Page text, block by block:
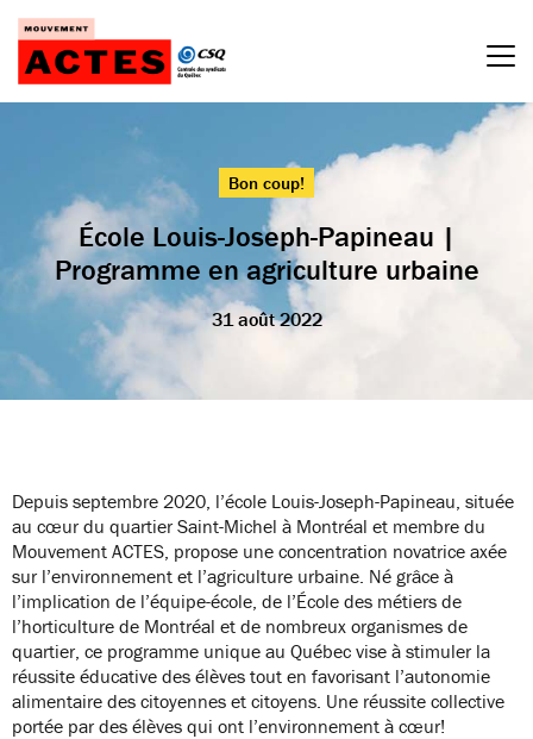
Passer
contenu
Bon coup!
École Louis-Joseph-Papineau |
Programme en agriculture urbaine
31 août 2022
Depuis septembre 2020, l’école Louis-Joseph-Papineau, située
au cœur du quartier Saint-Michel à Montréal et membre du
Mouvement ACTES, propose une concentration novatrice axée
sur l’environnement et l’agriculture urbaine. Né grâce à
l’implication de l’équipe-école, de l’École des métiers de
l’horticulture de Montréal et de nombreux organismes de
quartier, ce programme unique au Québec vise à stimuler la
réussite éducative des élèves tout en favorisant l’autonomie
alimentaire des citoyennes et citoyens. Une réussite collective
portée par des élèves qui ont l’environnement à cœur!